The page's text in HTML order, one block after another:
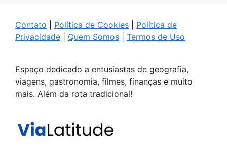
Contato Política de Cookies
Política de
Privacidade
Quem Somos Termos de Uso
Espaço dedicado a entusiastas de geografia,
viagens, gastronomia, filmes, finanças e muito
mais. Além da rota tradicional!